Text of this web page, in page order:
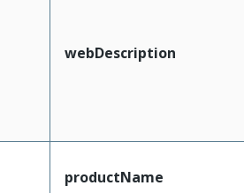
webDescription
productName